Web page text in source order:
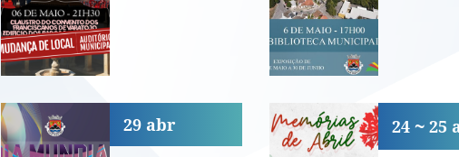
Dia Mundial da Dança
29 abr Concerto 24 25